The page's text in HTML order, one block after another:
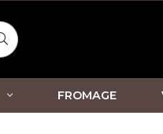
FROMAGE